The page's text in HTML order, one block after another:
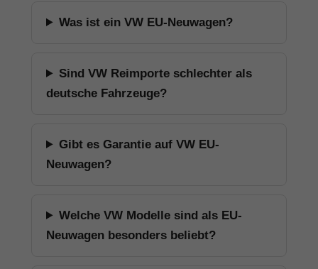
Was ist ein VW EU-Neuwagen?
Sind VW Reimporte schlechter als
deutsche Fahrzeuge?
Gibt es Garantie auf VW EU-
Neuwagen?
Welche VW Modelle sind als EU-
Neuwagen besonders beliebt?